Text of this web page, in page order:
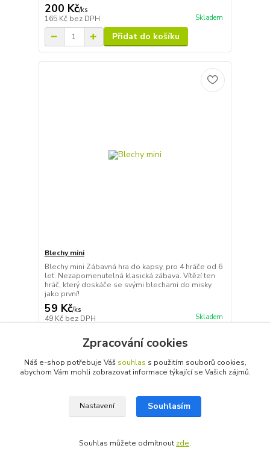
200 Kč/ks
165 Kč bez DPH Skladem
Přidat do košíku
Blechy mini
Blechy mini Zábavná hra do kapsy, pro 4 hráče od 6
let. Nezapomenutelná klasická zábava. Vítězí ten
hráč, který doskáče se svými blechami do misky
jako první!
59 Kč/ks
49 Kč bez DPH Skladem
Přidat do košíku
Zpracování cookies
Náš e-shop potřebuje Váš souhlas s použitím souborů cookies,
abychom Vám mohli zobrazovat informace týkající se Vašich zájmů.
Nastavení Souhlasím
Souhlas můžete odmítnout zde.